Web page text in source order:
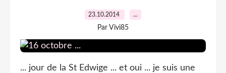
23.10.2014 …
Par Vivi85
... jour de la St Edwige ... et oui ... je suis une